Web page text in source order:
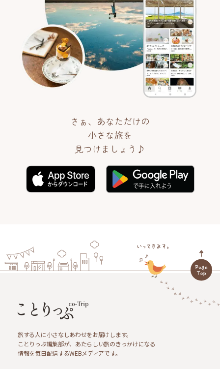
さぁ、あなただけの
小さな旅を
見つけましょう♪
旅する人に小さなしあわせをお届けします。
ことりっぷ編集部が、あたらしい旅のきっかけになる
情報を毎日配信するWEBメディアです。